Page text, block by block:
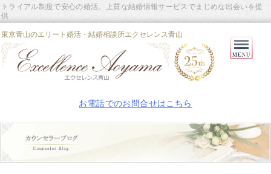
東京青山のエリート婚活・結婚相談所エクセレンス青山
トライアル制度で安心の婚活。上質な結婚情報サービスでまじめな出会いを提
供
お電話でのお問合せはこちら